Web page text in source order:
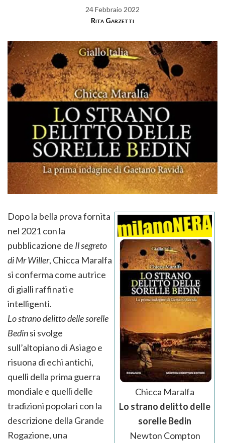
24 Febbraio 2022
Rita Garzetti
Chicca Maralfa
Lo strano delitto delle
sorelle Bedin
Newton Compton
Dopo la bella prova fornita
nel 2021 con la
pubblicazione de Il segreto
di Mr Willer, Chicca Maralfa
si conferma come autrice
di gialli raffinati e
intelligenti.
Lo strano delitto delle sorelle
Bedinsi svolge
sull’altopiano di Asiago e
risuona di echi antichi,
quelli della prima guerra
mondiale e quelli delle
tradizioni popolari con la
descrizione della Grande
Rogazione, una